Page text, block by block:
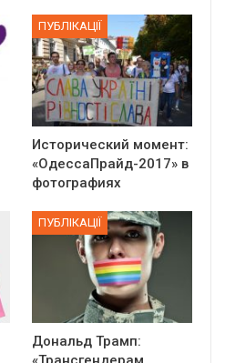
ПУБЛІКАЦІЇ
Исторический момент:
«ОдессаПрайд-2017» в
фотографиях
ПУБЛІКАЦІЇ
Дональд Трамп: